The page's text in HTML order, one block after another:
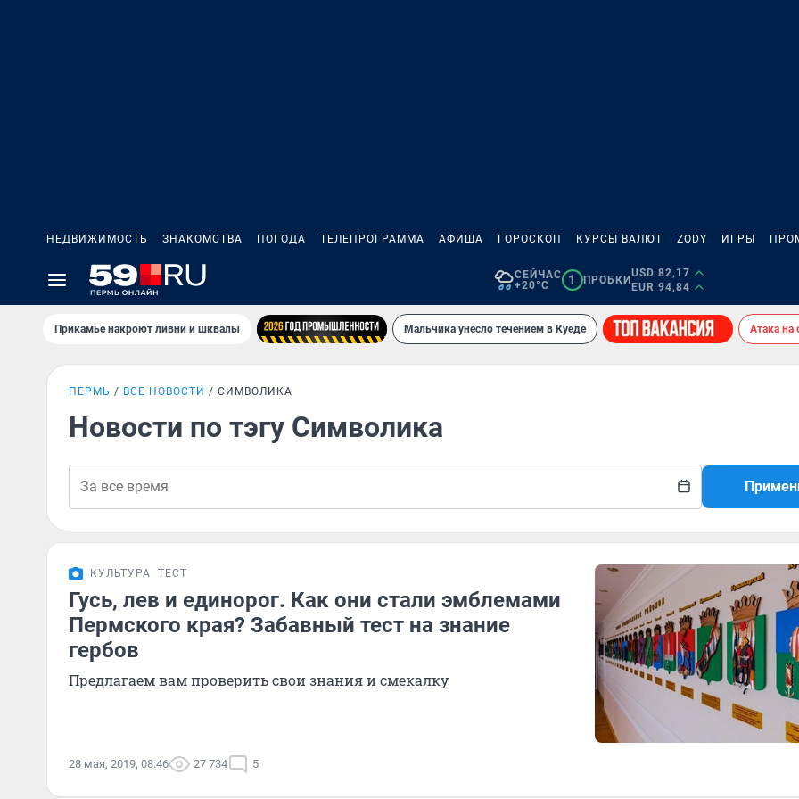
НЕДВИЖИМОСТЬ ЗНАКОМСТВА ПОГОДА ТЕЛЕПРОГРАММА АФИША ГОРОСКОП КУРСЫ ВАЛЮТ ZODY ИГРЫ
СЕЙЧАС
+20°C
1 ПРОБКИ
USD 82,17
EUR 94,84
Прикамье накроют ливни и шквалы Мальчика унесло течением в Куеде Атака на
ПЕРМЬ ВСЕ НОВОСТИ СИМВОЛИКА
Новости по тэгу Символика
КУЛЬТУРА ТЕСТ
Гусь, лев и единорог. Как они стали эмблемами
Пермского края? Забавный тест на знание
гербов
Предлагаем вам проверить свои знания и смекалку
28 мая, 2019, 08:46 27 734 5